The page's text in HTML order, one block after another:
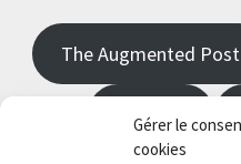
Gérer le
cookies
The Augmented Post
JRPGFR